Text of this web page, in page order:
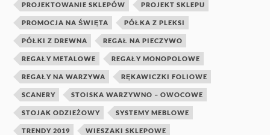
PROJEKTOWANIE SKLEPÓW PROJEKT SKLEPU
PROMOCJA NA ŚWIĘTA PÓŁKA Z PLEKSI
PÓŁKI Z DREWNA REGAŁ NA PIECZYWO
REGAŁY METALOWE REGAŁY MONOPOLOWE
REGAŁY NA WARZYWA RĘKAWICZKI FOLIOWE
SCANERY STOISKA WARZYWNO – OWOCOWE
STOJAK ODZIEŻOWY SYSTEMY MEBLOWE
TRENDY 2019 WIESZAKI SKLEPOWE